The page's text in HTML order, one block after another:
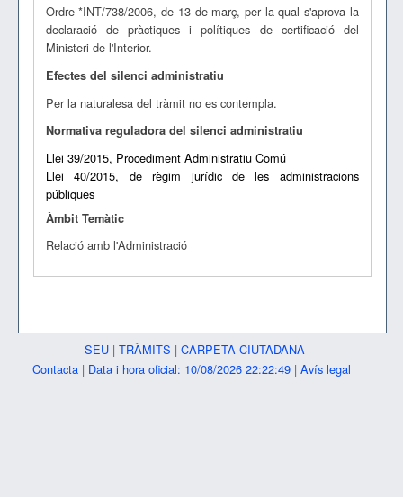
Ordre *INT/738/2006, de 13 de març, per la qual s'aprova la
declaració de pràctiques i polítiques de certificació del
Ministeri de l'Interior.
Efectes del silenci administratiu
Per la naturalesa del tràmit no es contempla.
Normativa reguladora del silenci administratiu
Llei 39/2015, Procediment Administratiu Comú
Llei 40/2015, de règim jurídic de les administracions
públiques
Àmbit Temàtic
Relació amb l'Administració
SEU | TRÀMITS | CARPETA CIUTADANA
Contacta | Data i hora oficial: 10/08/2026 22:22:49 | Avís legal